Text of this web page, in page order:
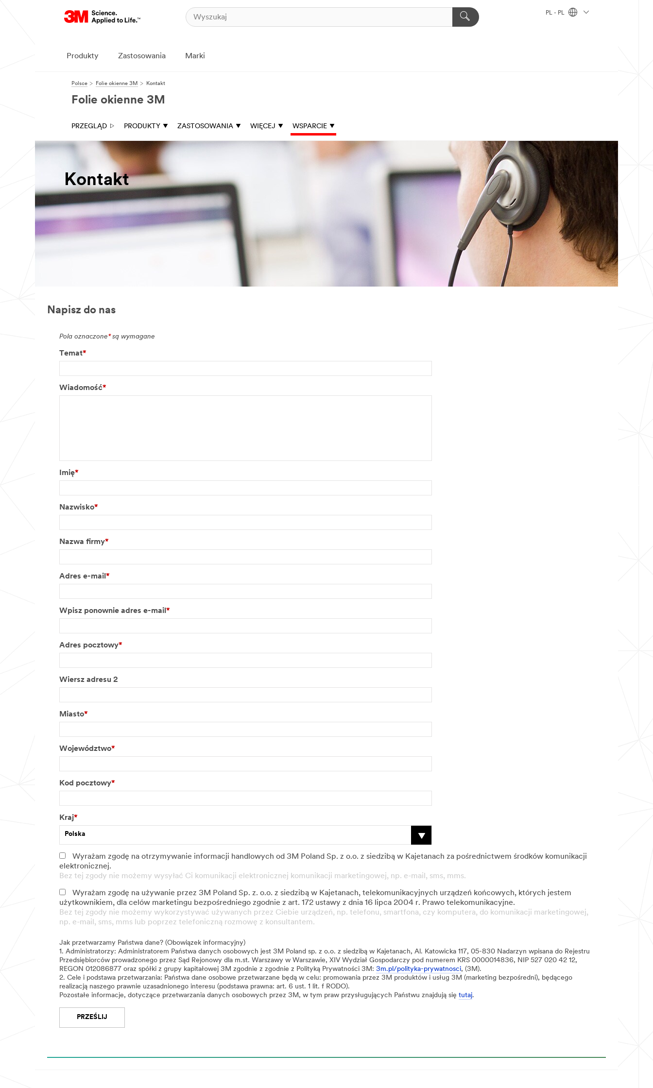
PL - PL
Produkty Zastosowania Marki
Polsce Folie okienne 3M Kontakt
Folie okienne 3M
PRZEGLĄD PRODUKTY ZASTOSOWANIA WIĘCEJ WSPARCIE
Kontakt
Napisz do nas
Pola oznaczone* są wymagane
Temat*
Wiadomość*
Imię*
Nazwisko*
Nazwa firmy*
Adres e-mail *
Wpisz ponownie adres e-mail *
Adres pocztowy*
Wiersz adresu 2
Miasto*
Województwo*
Kod pocztowy*
Kraj*
Polska
Wyrażam zgodę na otrzymywanie informacji handlowych od 3M Poland Sp. z o.o. z siedzibą w Kajetanach za pośrednictwem środków komunikacji
elektronicznej.
Bez tej zgody nie możemy wysyłać Ci komunikacji elektronicznej komunikacji marketingowej, np. e-mail, sms, mms.
Wyrażam zgodę na używanie przez 3M Poland Sp. z. o.o. z siedzibą w Kajetanach, telekomunikacyjnych urządzeń końcowych, których jestem
użytkownikiem, dla celów marketingu bezpośredniego zgodnie z art. 172 ustawy z dnia 16 lipca 2004 r. Prawo telekomunikacyjne.
Bez tej zgody nie możemy wykorzystywać używanych przez Ciebie urządzeń, np. telefonu, smartfona, czy komputera, do komunikacji marketingowej,
np. e-mail, sms, mms lub poprzez telefoniczną rozmowę z konsultantem.
Jak przetwarzamy Państwa dane? (Obowiązek informacyjny)
1. Administratorzy: Administratorem Państwa danych osobowych jest 3M Poland sp. z o.o. z siedzibą w Kajetanach, Al. Katowicka 117, 05-830 Nadarzyn wpisana do Rejestru
Przedsiębiorców prowadzonego przez Sąd Rejonowy dla m.st. Warszawy w Warszawie, XIV Wydział Gospodarczy pod numerem KRS 0000014836, NIP 527 020 42 12,
REGON 012086877 oraz spółki z grupy kapitałowej 3M zgodnie z zgodnie z Polityką Prywatności 3M: 3m.pl/polityka-prywatnosci, (3M).
2. Cele i podstawa przetwarzania: Państwa dane osobowe przetwarzane będą w celu: promowania przez 3M produktów i usług 3M (marketing bezpośredni), będącego
realizacją naszego prawnie uzasadnionego interesu (podstawa prawna: art. 6 ust. 1 lit. f RODO).
Pozostałe informacje, dotyczące przetwarzania danych osobowych przez 3M, w tym praw przysługujących Państwu znajdują się tutaj.
PRZEŚLIJ